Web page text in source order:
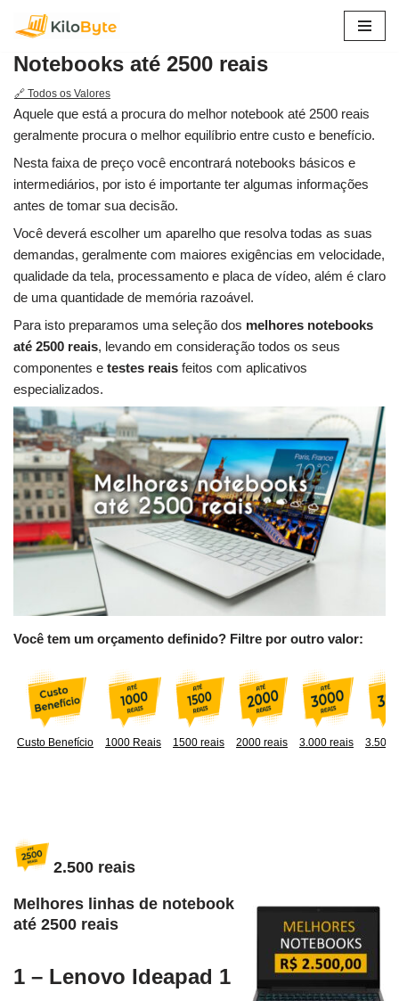
para
o
conteúdo
Notebooks até 2500 reais
🔗 Todos os Valores
Aquele que está a procura do melhor notebook até 2500 reais
geralmente procura o melhor equilíbrio entre custo e benefício.
Nesta faixa de preço você encontrará notebooks básicos e
intermediários, por isto é importante ter algumas informações
antes de tomar sua decisão.
Você deverá escolher um aparelho que resolva todas as suas
demandas, geralmente com maiores exigências em velocidade,
qualidade da tela, processamento e placa de vídeo, além é claro
de uma quantidade de memória razoável.
Para isto preparamos uma seleção dos melhores notebooks
até 2500 reais, levando em consideração todos os seus
componentes e testes reais feitos com aplicativos
especializados.
Você tem um orçamento definido? Filtre por outro valor:
Custo Benefício 1000 Reais 1500 reais 2000 reais 3.000 reais 3.500
2.500 reais
Melhores linhas de notebook
até 2500 reais
1 – Lenovo Ideapad 1